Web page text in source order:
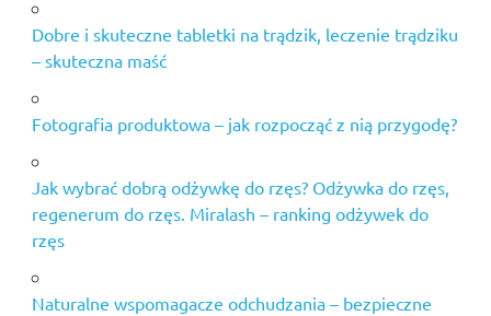
Dobre i skuteczne tabletki na trądzik, leczenie trądziku
– skuteczna maść
Fotografia produktowa – jak rozpocząć z nią przygodę?
Jak wybrać dobrą odżywkę do rzęs? Odżywka do rzęs,
regenerum do rzęs. Miralash – ranking odżywek do
rzęs
Naturalne wspomagacze odchudzania – bezpieczne